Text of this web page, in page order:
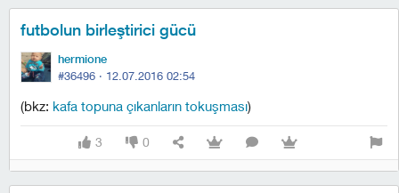
futbolun birleştirici gücü
hermione
#36496 · 12.07.2016 02:54
(bkz: kafa topuna çıkanların tokuşması)
3 0